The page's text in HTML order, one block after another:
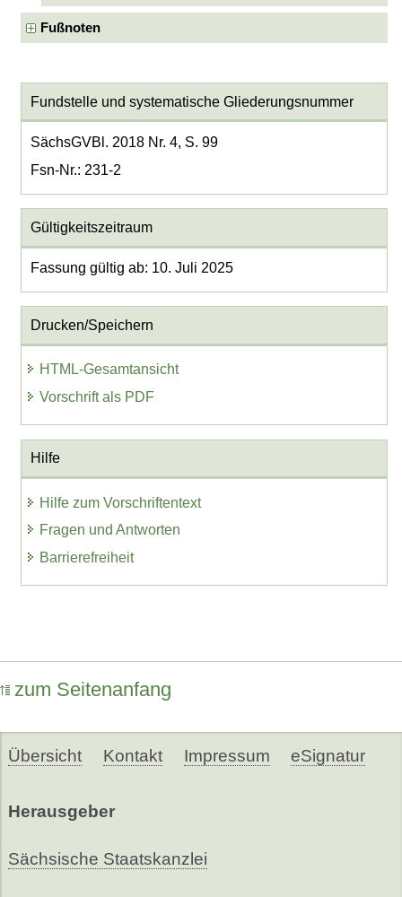
Fußnoten
Fundstelle und systematische Gliederungsnummer
SächsGVBl. 2018 Nr. 4, S. 99
Fsn-Nr.: 231-2
Gültigkeitszeitraum
Fassung gültig ab: 10. Juli 2025
Drucken/Speichern
HTML-Gesamtansicht
Vorschrift als PDF
Hilfe
Hilfe zum Vorschriftentext
Fragen und Antworten
Barrierefreiheit
zum Seitenanfang
Übersicht Kontakt Impressum eSignatur
Herausgeber
Sächsische Staatskanzlei